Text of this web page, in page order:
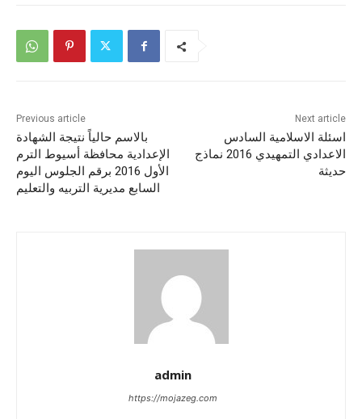
Previous article
بالاسم حالياً نتيجة الشهادة
الإعدادية محافظة أسيوط الترم
الأول 2016 برقم الجلوس اليوم
السابع مديرية التربيه والتعليم
Next article
اسئلة الاسلامية السادس
الاعدادي التمهيدي 2016 نماذج
حديثة
admin
https://mojazeg.com